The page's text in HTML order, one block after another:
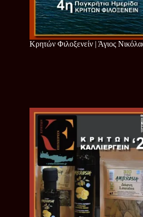
Κρητών Φιλοξενείν | Άγιος